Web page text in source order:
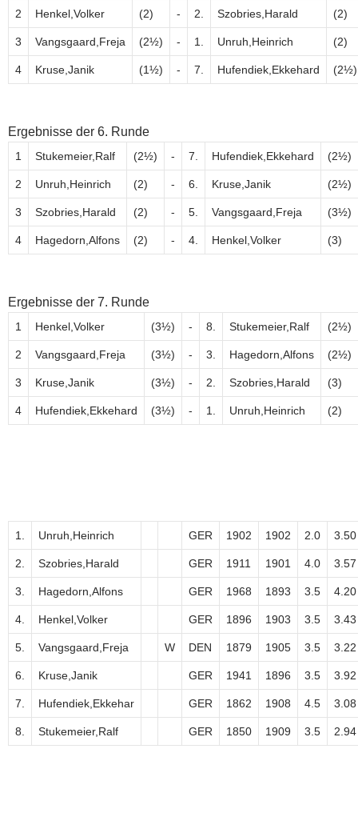
2 Henkel,Volker (2) - 2. Szobries,Harald (2)
3 Vangsgaard,Freja (2½) - 1. Unruh,Heinrich (2)
4 Kruse,Janik (1½) - 7. Hufendiek,Ekkehard (2½)
Ergebnisse der 6. Runde
1 Stukemeier,Ralf (2½) - 7. Hufendiek,Ekkehard (2½)
2 Unruh,Heinrich (2) - 6. Kruse,Janik (2½)
3 Szobries,Harald (2) - 5. Vangsgaard,Freja (3½)
4 Hagedorn,Alfons (2) - 4. Henkel,Volker (3)
Ergebnisse der 7. Runde
1 Henkel,Volker (3½) - 8. Stukemeier,Ralf (2½)
2 Vangsgaard,Freja (3½) - 3. Hagedorn,Alfons (2½)
3 Kruse,Janik (3½) - 2. Szobries,Harald (3)
4 Hufendiek,Ekkehard (3½) - 1. Unruh,Heinrich (2)
1. Unruh,Heinrich GER 1902 1902 2.0 3.50
2. Szobries,Harald GER 1911 1901 4.0 3.57
3. Hagedorn,Alfons GER 1968 1893 3.5 4.20
4. Henkel,Volker GER 1896 1903 3.5 3.43
5. Vangsgaard,Freja W DEN 1879 1905 3.5 3.22
6. Kruse,Janik GER 1941 1896 3.5 3.92
7. Hufendiek,Ekkehar GER 1862 1908 4.5 3.08
8. Stukemeier,Ralf GER 1850 1909 3.5 2.94